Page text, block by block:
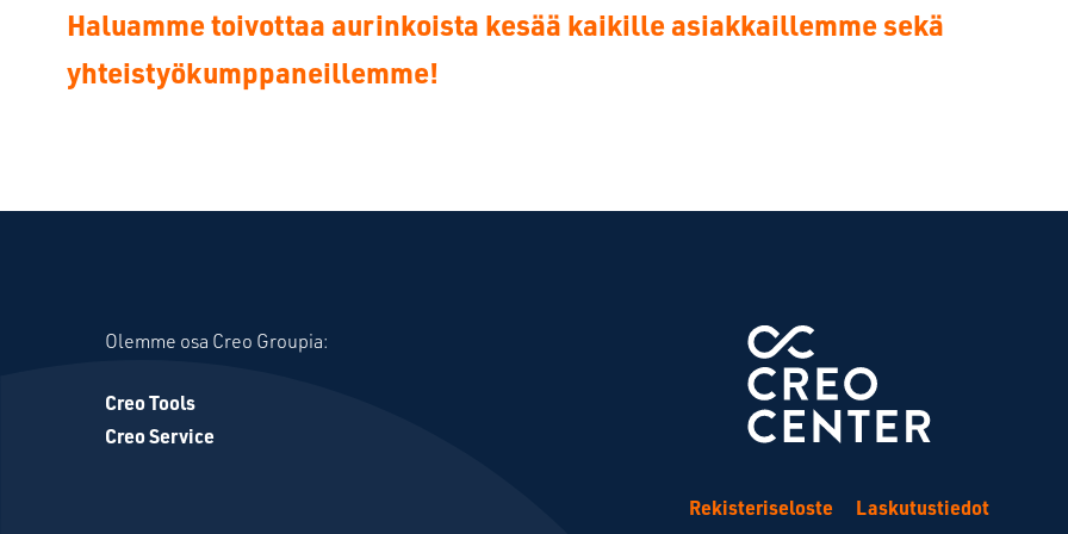
Haluamme toivottaa aurinkoista kesää kaikille asiakkaillemme sekä
yhteistyökumppaneillemme!
Olemme osa Creo Groupia:
Creo Tools
Creo Service
Rekisteriseloste Laskutustiedot